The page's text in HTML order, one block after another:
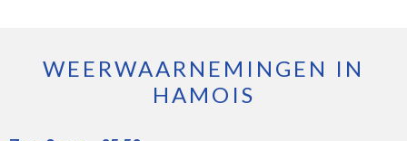
WEERWAARNEMINGEN IN
HAMOIS